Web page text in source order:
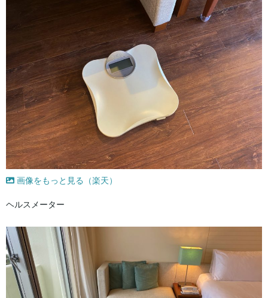
画像をもっと見る（楽天）
ヘルスメーター